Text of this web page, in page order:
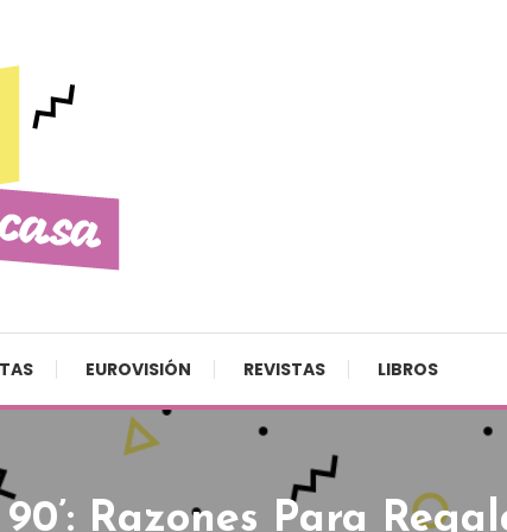
EUROVISIÓN REVISTAS LIBROS
90’: Razones Para